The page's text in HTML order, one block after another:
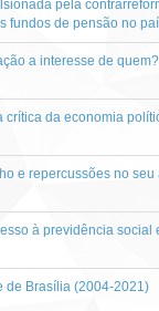
pela
fundos de pensão no
a interesse de quem?
crítica da economia
e repercussões no
à previdência social
de Brasília (2004-2021)